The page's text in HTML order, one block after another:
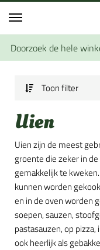
Toon filter
Uien
Uien zijn de meest
groente die zeker in
gemakkelijk te
kunnen worden
en in de oven worden
soepen, sauzen,
pastasauzen, op
ook heerlijk als